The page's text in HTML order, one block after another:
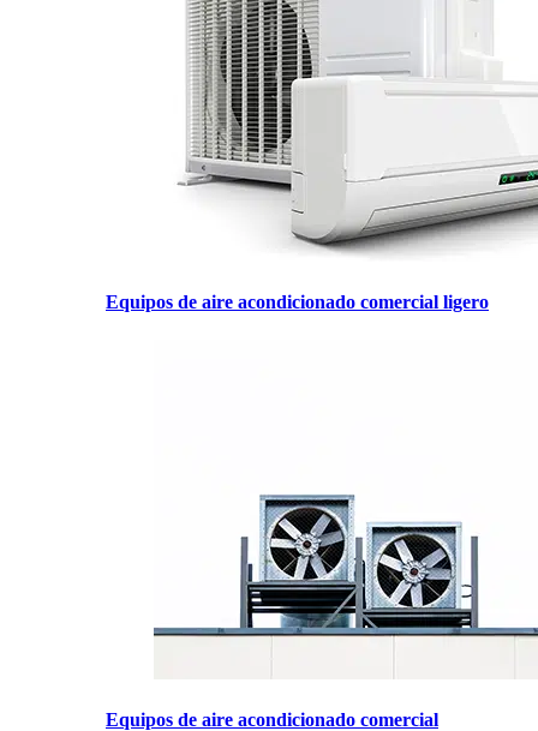
Equipos de aire acondicionado comercial ligero
Equipos de aire acondicionado comercial